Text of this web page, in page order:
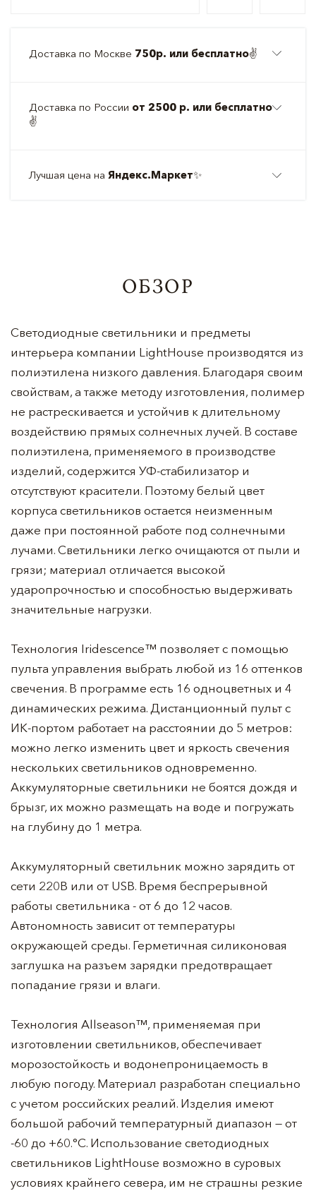
Доставка по Москве 750р. или бесплатно✌️
Доставка по России от 2500 р. или бесплатно
✌️
Лучшая цена на Яндекс.Маркет✨
ОБЗОР
Светодиодные светильники и предметы
интерьера компании LightHouse производятся из
полиэтилена низкого давления. Благодаря своим
свойствам, а также методу изготовления, полимер
не растрескивается и устойчив к длительному
воздействию прямых солнечных лучей. В составе
полиэтилена, применяемого в производстве
изделий, содержится УФ-стабилизатор и
отсутствуют красители. Поэтому белый цвет
корпуса светильников остается неизменным
даже при постоянной работе под солнечными
лучами. Светильники легко очищаются от пыли и
грязи; материал отличается высокой
ударопрочностью и способностью выдерживать
значительные нагрузки.
Технология Iridescence™ позволяет с помощью
пульта управления выбрать любой из 16 оттенков
свечения. В программе есть 16 одноцветных и 4
динамических режима. Дистанционный пульт с
ИК-портом работает на расстоянии до 5 метров:
можно легко изменить цвет и яркость свечения
нескольких светильников одновременно.
Аккумуляторные светильники не боятся дождя и
брызг, их можно размещать на воде и погружать
на глубину до 1 метра.
Аккумуляторный светильник можно зарядить от
сети 220В или от USB. Время беспрерывной
работы светильника - от 6 до 12 часов.
Автономность зависит от температуры
окружающей среды. Герметичная силиконовая
заглушка на разъем зарядки предотвращает
попадание грязи и влаги.
Технология Allseason™, применяемая при
изготовлении светильников, обеспечивает
морозостойкость и водонепроницаемость в
любую погоду. Материал разработан специально
с учетом российских реалий. Изделия имеют
большой рабочий температурный диапазон — от
-60 до +60.°С. Использование светодиодных
светильников LightHouse возможно в суровых
условиях крайнего севера, им не страшны резкие